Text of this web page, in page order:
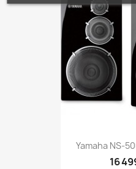
Yamaha NS-
16